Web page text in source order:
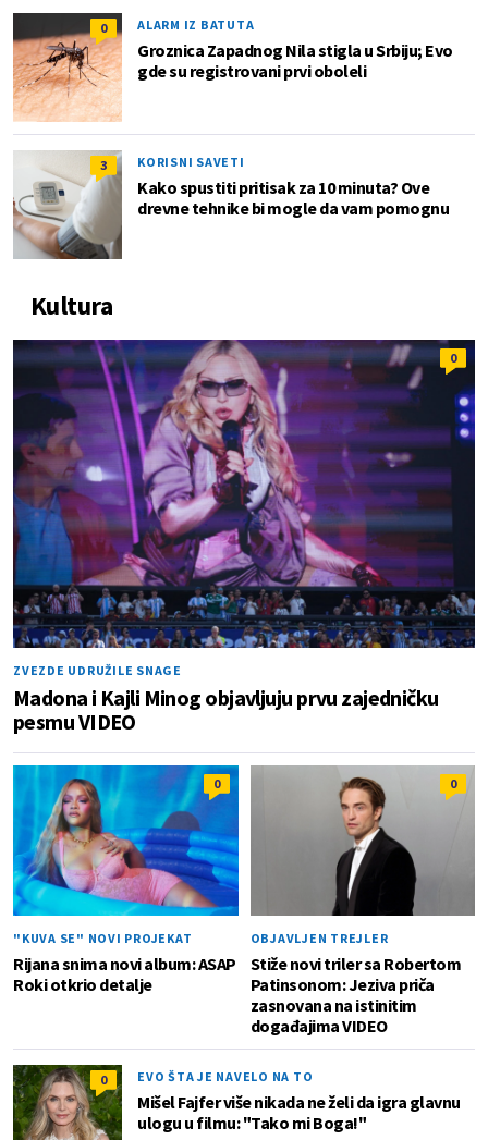
0 ALARM IZ BATUTA
Groznica Zapadnog Nila stigla u Srbiju; Evo
gde su registrovani prvi oboleli
3 KORISNI SAVETI
Kako spustiti pritisak za 10 minuta? Ove
drevne tehnike bi mogle da vam pomognu
Kultura
0
ZVEZDE UDRUŽILE SNAGE
Madona i Kajli Minog objavljuju prvu zajedničku
pesmu VIDEO
0
"KUVA SE" NOVI PROJEKAT
Rijana snima novi album: ASAP
Roki otkrio detalje
0
OBJAVLJEN TREJLER
Stiže novi triler sa Robertom
Patinsonom: Jeziva priča
zasnovana na istinitim
događajima VIDEO
0 EVO ŠTA JE NAVELO NA TO
Mišel Fajfer više nikada ne želi da igra glavnu
ulogu u filmu: "Tako mi Boga!"